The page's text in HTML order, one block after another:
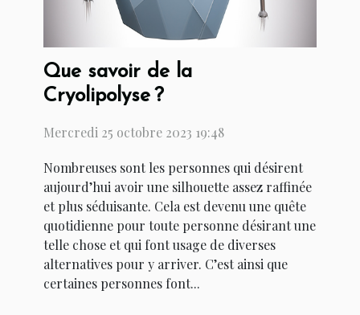
Que savoir de la
Cryolipolyse ?
Mercredi 25 octobre 2023 19:48
Nombreuses sont les personnes qui désirent
aujourd’hui avoir une silhouette assez raffinée
et plus séduisante. Cela est devenu une quête
quotidienne pour toute personne désirant une
telle chose et qui font usage de diverses
alternatives pour y arriver. C’est ainsi que
certaines personnes font...